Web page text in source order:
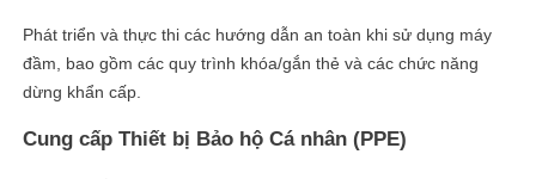
Phát triển và thực thi các hướng dẫn an toàn khi sử dụng máy
đầm, bao gồm các quy trình khóa/gắn thẻ và các chức năng
dừng khẩn cấp.
Cung cấp Thiết bị Bảo hộ Cá nhân (PPE)